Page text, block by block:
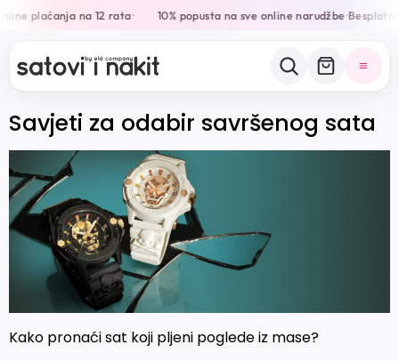
plaćanja na 12 rata• 10% popusta na sve online narudžbe•
Savjeti za odabir savršenog sata
Kako pronaći sat koji pljeni poglede iz mase?